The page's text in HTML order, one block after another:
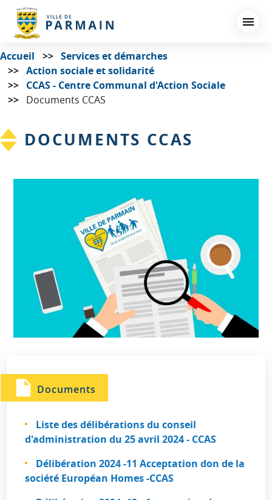
principal
Accueil
Services et démarches
Action sociale et solidarité
CCAS - Centre Communal d'Action Sociale
Documents CCAS
DOCUMENTS CCAS
Documents
Liste des délibérations du conseil
d'administration du 25 avril 2024 - CCAS
Délibération 2024 -11 Acceptation don de la
société Européan Homes -CCAS